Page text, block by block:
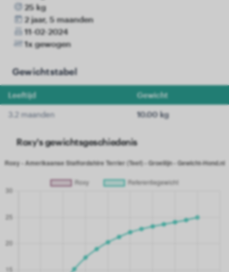
25 kg
2 jaar, 5 maanden
11-02-2024
1x gewogen
Gewichtstabel
Leeftijd Gewicht
3.2 maanden 10.00 kg
Roxy's gewichtsgeschiedenis